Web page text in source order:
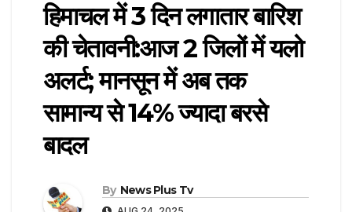
हिमाचल में 3 दिन लगातार बारिश
की चेतावनी:आज 2 जिलों में यलो
अलर्ट; मानसून में अब तक
सामान्य से 14% ज्यादा बरसे
बादल
By News Plus Tv